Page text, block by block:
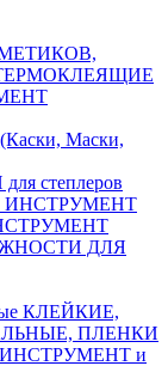
Маски,
степлеров
ИНСТРУМЕНТ
ДЛЯ
КЛЕЙКИЕ,
ПЛЕНКИ
и